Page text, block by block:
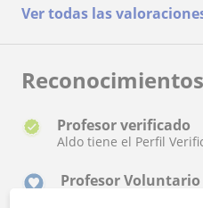
Ver todas las
Reconocimientos
Profesor verificado
Aldo tiene el Perfil
Profesor Voluntario